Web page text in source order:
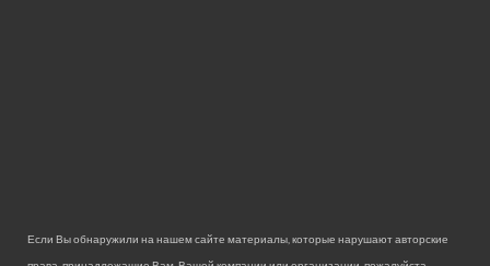
Если Вы обнаружили на нашем сайте материалы, которые нарушают авторские